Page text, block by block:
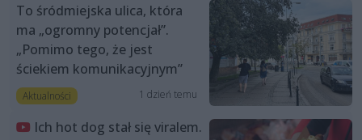
To śródmiejska ulica, która
ma „ogromny potencjał”.
„Pomimo tego, że jest
ściekiem komunikacyjnym”
Aktualności 1 dzień temu
Ich hot dog stał się viralem.